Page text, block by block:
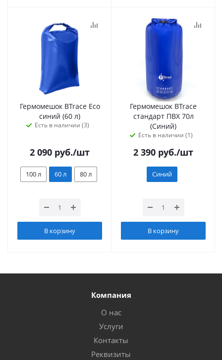
Гермомешок BTrace Eco
синий (60 л)
Есть в наличии (3)
2 090 руб./шт
100 л 60 л 80 л
В корзину
Гермомешок BTrace
стандарт ПВХ 70л
(Синий)
Есть в наличии (1)
2 390 руб./шт
Синий
В корзину
Компания
О нас
Услуги
Контакты
Реквизиты